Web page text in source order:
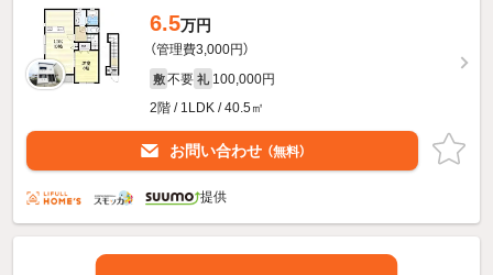
6.5万円
（管理費3,000円）
敷 不要 礼 100,000円
2階 / 1LDK / 40.5㎡
お問い合わせ （無料）
提供